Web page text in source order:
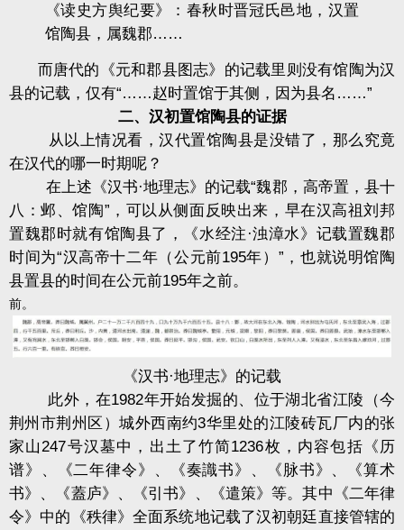
《读史方舆纪要》：春秋时晋冠氏邑地，汉置
馆陶县，属魏郡……
而唐代的《元和郡县图志》的记载里则没有馆陶为汉
县的记载，仅有“……赵时置馆于其侧，因为县名……”
二、汉初置馆陶县的证据
从以上情况看，汉代置馆陶县是没错了，那么究竟
在汉代的哪一时期呢？
在上述《汉书·地理志》的记载“魏郡，高帝置，县十
八：邺、馆陶”，可以从侧面反映出来，早在汉高祖刘邦
置魏郡时就有馆陶县了，《水经注·浊漳水》记载置魏郡
时间为“汉高帝十二年（公元前195年）”，也就说明馆陶
县置县的时间在公元前195年之前。
前。
《汉书·地理志》的记载
此外，在1982年开始发掘的、位于湖北省江陵（今
荆州市荆州区）城外西南约3华里处的江陵砖瓦厂内的张
家山247号汉墓中，出土了竹简1236枚，内容包括《历
谱》、《二年律令》、《奏識书》、《脉书》、《算术
书》、《蓋庐》、《引书》、《遣策》等。其中《二年律
令》中的《秩律》全面系统地记载了汉初朝廷直接管辖的